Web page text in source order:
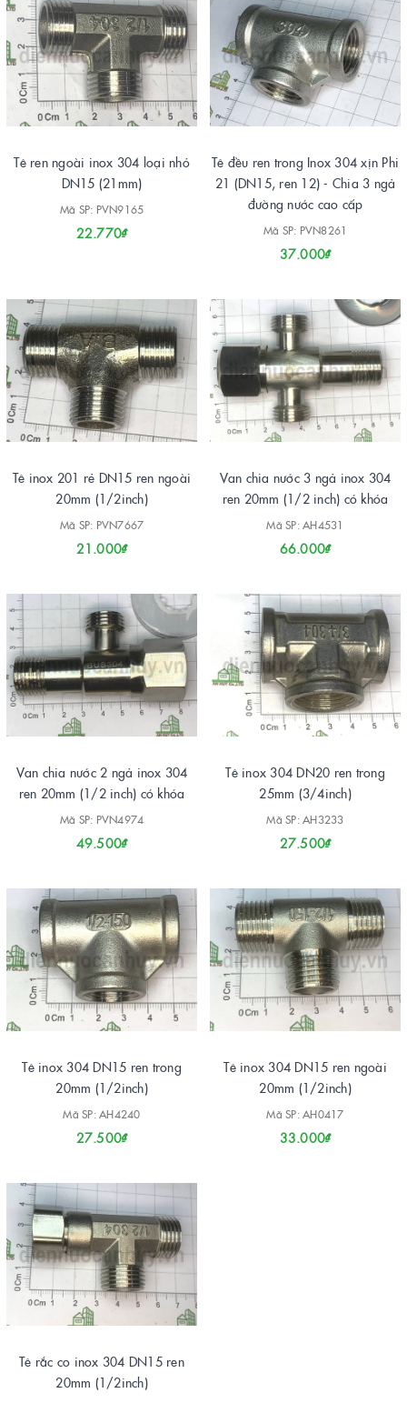
Tê ren ngoài inox 304 loại nhỏ
DN15 (21mm)
Mã SP: PVN9165
22.770₫
Tê đều ren trong Inox 304 xịn Phi
21 (DN15, ren 12) - Chia 3 ngả
đường nước cao cấp
Mã SP: PVN8261
37.000₫
Tê inox 201 rẻ DN15 ren ngoài
20mm (1/2inch)
Mã SP: PVN7667
21.000₫
Van chia nước 3 ngả inox 304
ren 20mm (1/2 inch) có khóa
Mã SP: AH4531
66.000₫
Van chia nước 2 ngả inox 304
ren 20mm (1/2 inch) có khóa
Mã SP: PVN4974
49.500₫
Tê inox 304 DN20 ren trong
25mm (3/4inch)
Mã SP: AH3233
27.500₫
Tê inox 304 DN15 ren trong
20mm (1/2inch)
Mã SP: AH4240
27.500₫
Tê inox 304 DN15 ren ngoài
20mm (1/2inch)
Mã SP: AH0417
33.000₫
Tê rắc co inox 304 DN15 ren
20mm (1/2inch)